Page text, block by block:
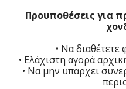
Προυποθέσεις για
• Να
• Ελάχιστη αγορά
• Να μην υπαρχει